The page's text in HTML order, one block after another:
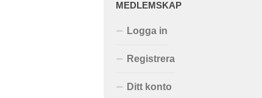
MEDLEMSKAP
Logga in
Registrera
Ditt konto